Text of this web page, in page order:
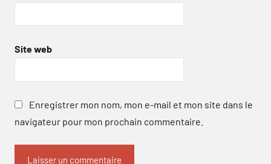
Site web
Enregistrer mon nom, mon e-mail et mon site dans le
navigateur pour mon prochain commentaire.